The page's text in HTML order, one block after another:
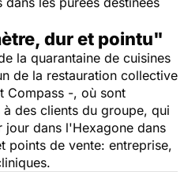
dur et pointu"
la quarantaine de cuisines
de la restauration collective
Compass -, où sont
des clients du groupe, qui
jour dans l'Hexagone dans
points de vente: entreprise,